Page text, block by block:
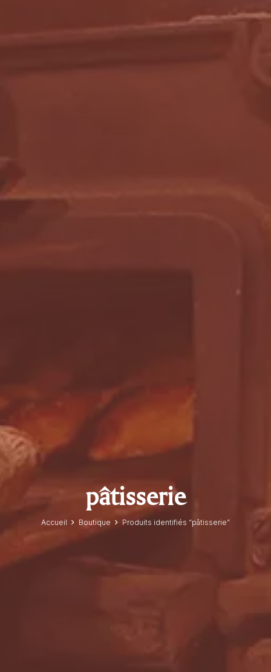
pâtisserie
Accueil Boutique Produits identifiés “pâtisserie”